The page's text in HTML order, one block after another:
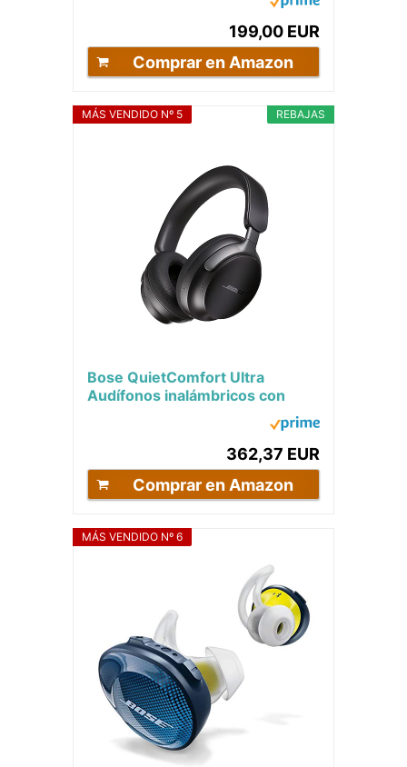
199,00 EUR
Comprar en Amazon
REBAJAS
MÁS VENDIDO Nº 5
Bose QuietComfort Ultra
Audífonos inalámbricos con
cancelación de ruido con audio
362,37 EUR
Comprar en Amazon
MÁS VENDIDO Nº 6